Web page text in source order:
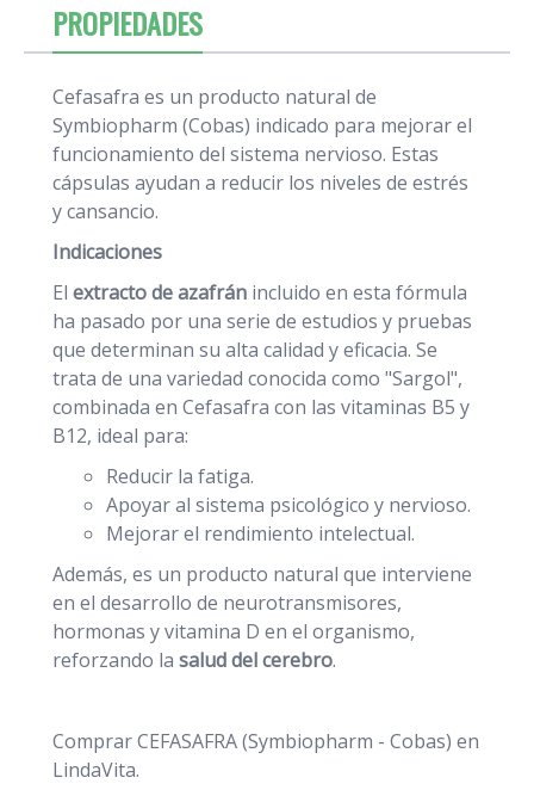
PROPIEDADES
Cefasafra es un producto natural de
Symbiopharm (Cobas) indicado para mejorar el
funcionamiento del sistema nervioso. Estas
cápsulas ayudan a reducir los niveles de estrés
y cansancio.
Indicaciones
El extracto de azafrán incluido en esta fórmula
ha pasado por una serie de estudios y pruebas
que determinan su alta calidad y eficacia. Se
trata de una variedad conocida como "Sargol",
combinada en Cefasafra con las vitaminas B5 y
B12, ideal para:
Reducir la fatiga.
Apoyar al sistema psicológico y nervioso.
Mejorar el rendimiento intelectual.
Además, es un producto natural que interviene
en el desarrollo de neurotransmisores,
hormonas y vitamina D en el organismo,
reforzando la salud del cerebro.
Comprar CEFASAFRA (Symbiopharm - Cobas) en
LindaVita.